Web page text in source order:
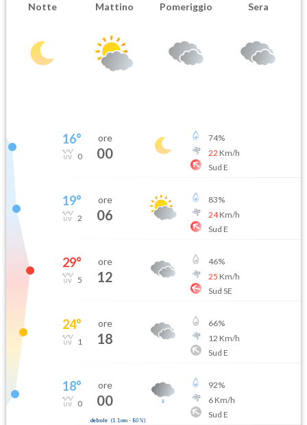
Notte Mattino Pomeriggio Sera
16°
0
ore
00
74%
22 Km/h
Sud E
19°
2
ore
06
83%
24Km/h
Sud E
29°
5
ore
12
46%
25 Km/h
Sud SE
24°
1
ore
18
66%
12 Km/h
Sud E
18°
0
ore
00
debole (1.1mm- 80 %)
92%
6Km/h
Sud E